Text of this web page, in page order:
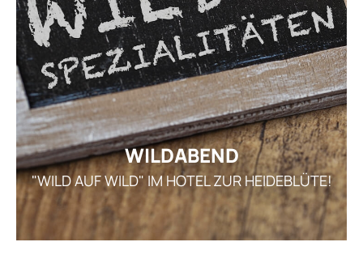
WILDABEND
"WILD AUF WILD" IM HOTEL ZUR HEIDEBLÜTE!